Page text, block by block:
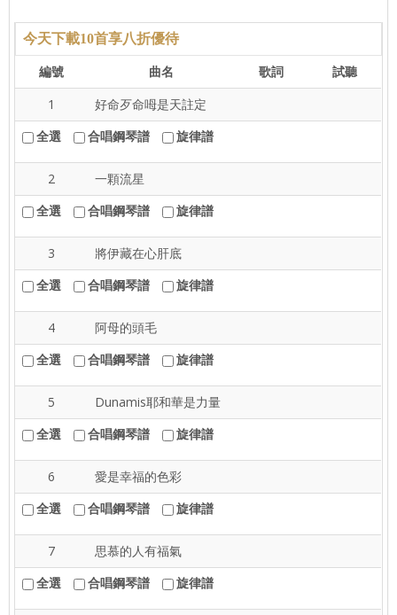
今天下載10首享八折優待
編號 曲名 歌詞
試聽
1
好命歹命呣是天註定
全選 合唱鋼琴譜 旋律譜
2 一顆流星
全選 合唱鋼琴譜 旋律譜
3 將伊藏在心肝底
全選 合唱鋼琴譜 旋律譜
4 阿母的頭毛
全選 合唱鋼琴譜 旋律譜
5 Dunamis耶和華是力量
全選 合唱鋼琴譜 旋律譜
6 愛是幸福的色彩
全選 合唱鋼琴譜 旋律譜
7 思慕的人有福氣
全選 合唱鋼琴譜 旋律譜